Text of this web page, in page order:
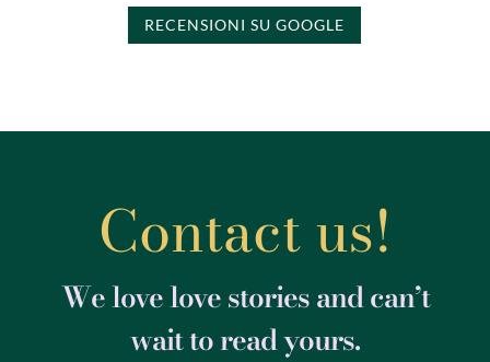
RECENSIONI SU GOOGLE
Contact us!
We love love stories and can’t
wait to read yours.